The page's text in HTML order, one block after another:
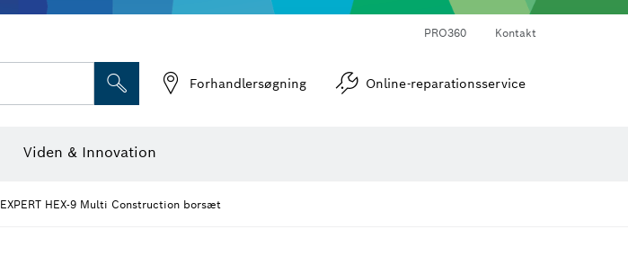
PRO360 Kontakt
Forhandlersøgning Online-reparationsservice
Viden & Innovation
EXPERT HEX-9 Multi Construction borsæt